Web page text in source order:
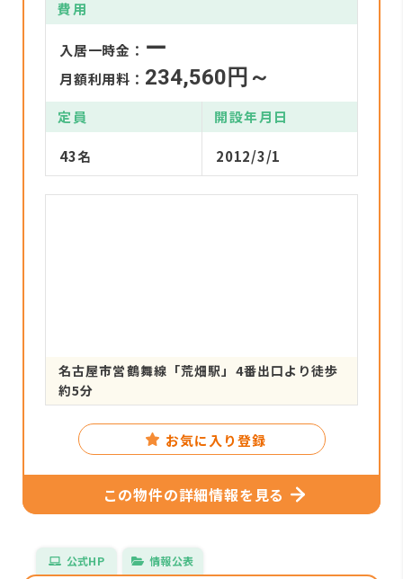
費用
入居一時金： ー
月額利用料： 234,560円～
定員 開設年月日
43名 2012/3/1
名古屋市営鶴舞線「荒畑駅」4番出口より徒歩
約5分
お気に入り登録
この物件の詳細情報を見る
公式HP 情報公表